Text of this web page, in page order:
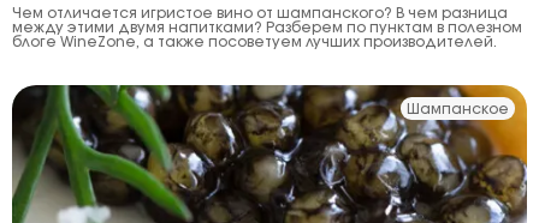
Чем отличается игристое вино от шампанского? В чем разница
между этими двумя напитками? Разберем по пунктам в полезном
блоге WineZone, а также посоветуем лучших производителей.
Шампанское